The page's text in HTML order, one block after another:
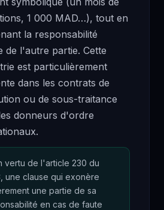
1 000 MAD…), tout en
la responsabilité
de l'autre partie. Cette
est particulièrement
dans les contrats de
ou de sous-traitance
donneurs d'ordre
vertu de l'article 230 du
une clause qui exonère
une partie de sa
en cas de faute